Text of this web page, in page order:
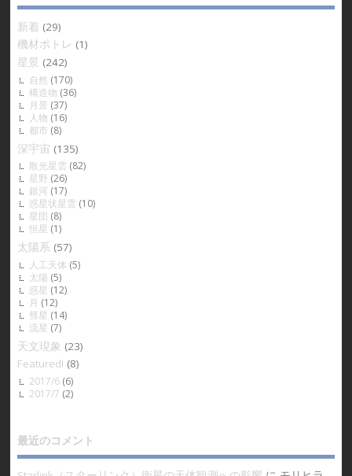
新着 (29)
機材ポトレ (1)
星景 (242)
自然 (170)
構造物 (36)
月景 (37)
人物 (16)
都市 (8)
深宇宙 (135)
散光星雲 (82)
星野 (26)
銀河 (17)
惑星状星雲 (10)
星団 (8)
恒星 (1)
太陽系 (57)
人工天体 (5)
太陽 (5)
惑星 (12)
月 (12)
彗星 (14)
流星 (7)
天文現象 (23)
Featured! (8)
2017/6(6)
2017/7 (2)
最近のコメント